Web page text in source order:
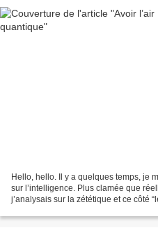
Hello, hello. Il y a quelques temps, je
sur l’intelligence. Plus clamée que
j’analysais sur la zététique et ce côté